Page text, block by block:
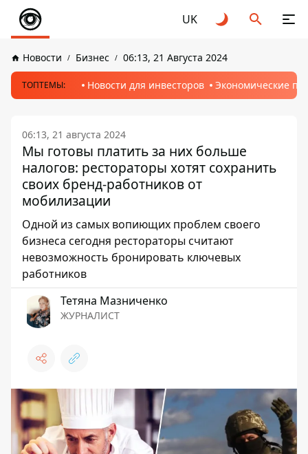
UK
Новости Бизнес 06:13, 21 Августа 2024
ТОПТЕМЫ: Новости для инвесторов Экономические
06:13, 21 августа 2024
Мы готовы платить за них больше
налогов: рестораторы хотят сохранить
своих бренд-работников от
мобилизации
Одной из самых вопиющих проблем своего
бизнеса сегодня рестораторы считают
невозможность бронировать ключевых
работников
Тетяна Мазниченко
ЖУРНАЛИСТ